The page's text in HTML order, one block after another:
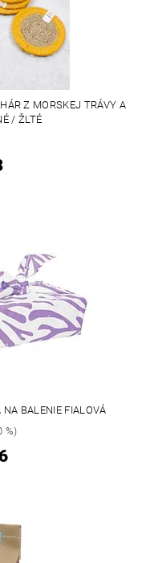
Z MORSKEJ TRÁVY A
/ ŽLTÉ
BALENIE FIALOVÁ
%)